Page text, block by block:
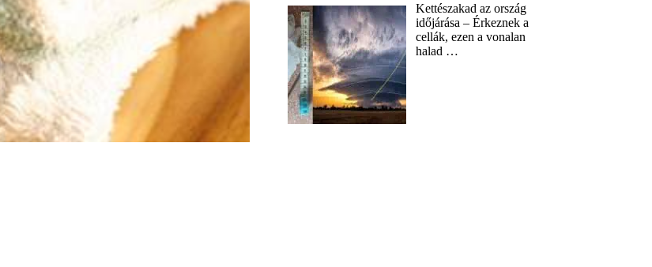
Kettészakad az ország
időjárása – Érkeznek a
cellák, ezen a vonalan
halad …